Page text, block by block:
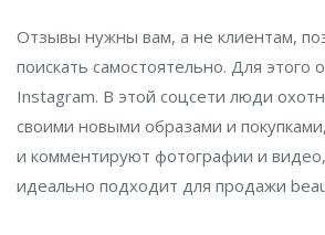
Отзывы нужны вам, а не клиентам,
поискать самостоятельно. Для этого
Instagram. В этой соцсети люди
своими новыми образами и
и комментируют фотографии и
идеально подходит для продажи